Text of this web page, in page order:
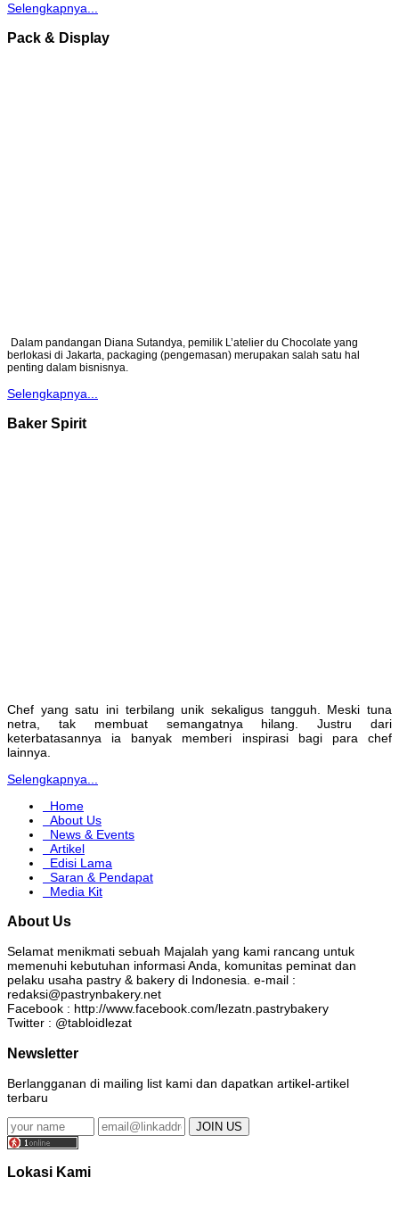
Selengkapnya...
Pack & Display
Dalam pandangan Diana Sutandya, pemilik L’atelier du Chocolate yang
berlokasi di Jakarta, packaging (pengemasan) merupakan salah satu hal
penting dalam bisnisnya.
Selengkapnya...
Baker Spirit
Chef yang satu ini terbilang unik sekaligus tangguh. Meski tuna
netra, tak membuat semangatnya hilang. Justru dari
keterbatasannya ia banyak memberi inspirasi bagi para chef
lainnya.
Selengkapnya...
Home
About Us
News & Events
Artikel
Edisi Lama
Saran & Pendapat
Media Kit
About Us
Selamat menikmati sebuah Majalah yang kami rancang untuk
memenuhi kebutuhan informasi Anda, komunitas peminat dan
pelaku usaha pastry & bakery di Indonesia. e-mail :
redaksi@pastrynbakery.net
Facebook : http://www.facebook.com/lezatn.pastrybakery
Twitter : @tabloidlezat
Newsletter
Berlangganan di mailing list kami dan dapatkan artikel-artikel
terbaru
Lokasi Kami